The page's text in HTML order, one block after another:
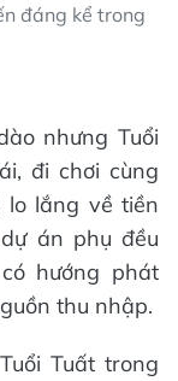
đáng kể trong
nhưng Tuổi
đi chơi cùng
lắng về tiền
án phụ đều
hướng phát
thu nhập.
Tuất trong